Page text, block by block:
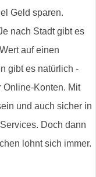
Geld sparen.
nach Stadt gibt es
auf einen
gibt es natürlich -
Online-Konten. Mit
und auch sicher in
Doch dann
lohnt sich immer.